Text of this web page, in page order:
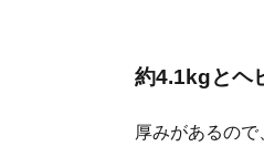
約4.1kgとヘ
厚みがあるの